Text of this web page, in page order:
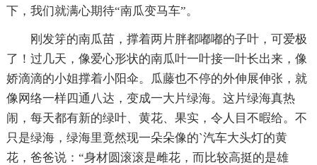
下，我们就满心期待“南瓜变马车”。
刚发笌的南瓜苗，撑着两片胖都嘟嘟的子叶，可爱极
了！过几天，像爱心形状的南瓜叶一叶接一叶长出来，像
娇滴滴的小姐撑着小阳伞。瓜藤也不停的外伸展伸张，就
像网络一样四通八达，变成一大片绿海。这片绿海真热
闹，每天都有新的绿叶、黄花、果实，令人目不暇给。不
只是绿海，绿海里竟然现一朵朵像的`汽车大头灯的黄
花，爸爸说：“身材圆滚滚是雌花，而比较高挺的是雄